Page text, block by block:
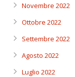
Novembre 2022
Ottobre 2022
Settembre 2022
Agosto 2022
Luglio 2022